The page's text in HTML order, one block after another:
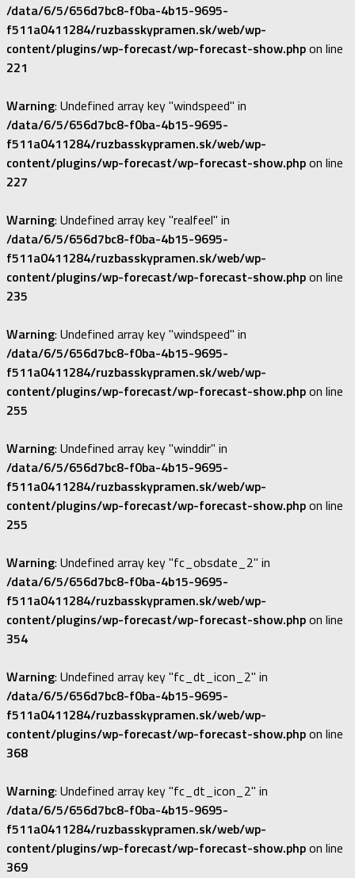
/data/6/5/656d7bc8-f0ba-4b15-9695-
f511a0411284/ruzbasskypramen.sk/web/wp-
content/plugins/wp-forecast/wp-forecast-show.phpon line
221
Warning: Undefined array key "windspeed" in
/data/6/5/656d7bc8-f0ba-4b15-9695-
f511a0411284/ruzbasskypramen.sk/web/wp-
content/plugins/wp-forecast/wp-forecast-show.phpon line
227
Warning: Undefined array key "realfeel" in
/data/6/5/656d7bc8-f0ba-4b15-9695-
f511a0411284/ruzbasskypramen.sk/web/wp-
content/plugins/wp-forecast/wp-forecast-show.phpon line
235
Warning: Undefined array key "windspeed" in
/data/6/5/656d7bc8-f0ba-4b15-9695-
f511a0411284/ruzbasskypramen.sk/web/wp-
content/plugins/wp-forecast/wp-forecast-show.phpon line
255
Warning: Undefined array key "winddir" in
/data/6/5/656d7bc8-f0ba-4b15-9695-
f511a0411284/ruzbasskypramen.sk/web/wp-
content/plugins/wp-forecast/wp-forecast-show.phpon line
255
Warning: Undefined array key "fc_obsdate_2" in
/data/6/5/656d7bc8-f0ba-4b15-9695-
f511a0411284/ruzbasskypramen.sk/web/wp-
content/plugins/wp-forecast/wp-forecast-show.phpon line
354
Warning: Undefined array key "fc_dt_icon_2" in
/data/6/5/656d7bc8-f0ba-4b15-9695-
f511a0411284/ruzbasskypramen.sk/web/wp-
content/plugins/wp-forecast/wp-forecast-show.phpon line
368
Warning: Undefined array key "fc_dt_icon_2" in
/data/6/5/656d7bc8-f0ba-4b15-9695-
f511a0411284/ruzbasskypramen.sk/web/wp-
content/plugins/wp-forecast/wp-forecast-show.phpon line
369